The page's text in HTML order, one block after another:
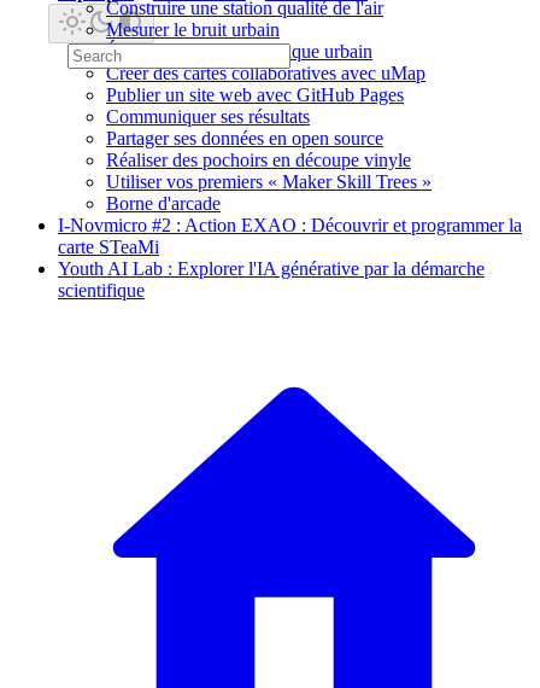
Construire une station qualité de l'air
Mesurer le bruit urbain
Étudier le confort thermique urbain
Créer des cartes collaboratives avec uMap
Publier un site web avec GitHub Pages
Communiquer ses résultats
Partager ses données en open source
Réaliser des pochoirs en découpe vinyle
Utiliser vos premiers « Maker Skill Trees »
Borne d'arcade
I-Novmicro #2 : Action EXAO : Découvrir et programmer la
carte STeaMi
Youth AI Lab : Explorer l'IA générative par la démarche
scientifique